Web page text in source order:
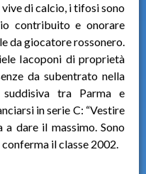
di calcio, i tifosi sono
contribuito e onorare
da giocatore rossonero.
Iacoponi di proprietà
da subentrato nella
tra Parma e
in serie C: “Vestire
dare il massimo. Sono
conferma il classe 2002.